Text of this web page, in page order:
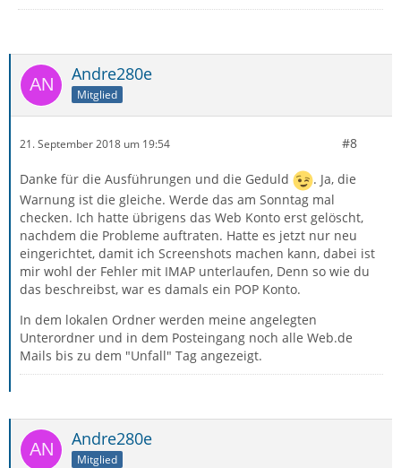
Andre280e
Mitglied
21. September 2018 um 19:54 #8
Danke für die Ausführungen und die Geduld
. Ja, die
Warnung ist die gleiche. Werde das am Sonntag mal
checken. Ich hatte übrigens das Web Konto erst gelöscht,
nachdem die Probleme auftraten. Hatte es jetzt nur neu
eingerichtet, damit ich Screenshots machen kann, dabei ist
mir wohl der Fehler mit IMAP unterlaufen, Denn so wie du
das beschreibst, war es damals ein POP Konto.
In dem lokalen Ordner werden meine angelegten
Unterordner und in dem Posteingang noch alle Web.de
Mails bis zu dem "Unfall" Tag angezeigt.
Andre280e
Mitglied